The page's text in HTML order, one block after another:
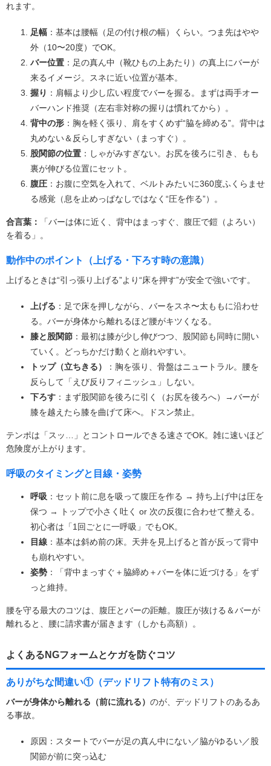
れます。
足幅 ：基本は腰幅（足の付け根の幅）くらい。つま先はやや
外（10〜20度）でOK。
バー位置 ：足の真ん中（靴ひもの上あたり）の真上にバーが
来るイメージ。スネに近い位置が基本。
握り ：肩幅より少し広い程度でバーを握る。まずは両手オー
バーハンド推奨（左右非対称の握りは慣れてから）。
背中の形 ：胸を軽く張り、肩をすくめず“脇を締める”。背中は
丸めない＆反らしすぎない（まっすぐ）。
股関節の位置 ：しゃがみすぎない。お尻を後ろに引き、もも
裏が伸びる位置にセット。
腹圧 ：お腹に空気を入れて、ベルトみたいに360度ふくらませ
る感覚（息を止めっぱなしではなく“圧を作る”）。
合言葉：
「バーは体に近く、背中はまっすぐ、腹圧で鎧（よろい）
を着る」。
動作中のポイント（上げる・下ろす時の意識）
上げるときは“引っ張り上げる”より“床を押す”が安全で強いです。
上げる ：足で床を押しながら、バーをスネ〜太ももに沿わせ
る。バーが身体から離れるほど腰がキツくなる。
膝と股関節 ：最初は膝が少し伸びつつ、股関節も同時に開い
ていく。どっちかだけ動くと崩れやすい。
トップ（立ちきる）
：胸を張り、骨盤はニュートラル。腰を
反らして「えび反りフィニッシュ」しない。
下ろす ：まず股関節を後ろに引く（お尻を後ろへ）→バーが
膝を越えたら膝を曲げて床へ。ドスン禁止。
テンポは「スッ…」とコントロールできる速さでOK。雑に速いほど
危険度が上がります。
呼吸のタイミングと目線・姿勢
呼吸 ：セット前に息を吸って腹圧を作る → 持ち上げ中は圧を
保つ → トップで小さく吐く or 次の反復に合わせて整える。
初心者は「1回ごとに一呼吸」でもOK。
目線 ：基本は斜め前の床。天井を見上げると首が反って背中
も崩れやすい。
姿勢 ：「背中まっすぐ＋脇締め＋バーを体に近づける」をず
っと維持。
腰を守る最大のコツは、腹圧とバーの距離。腹圧が抜ける＆バーが
離れると、腰に請求書が届きます（しかも高額）。
よくあるNGフォームとケガを防ぐコツ
ありがちな間違い①（デッドリフト特有のミス）
バーが身体から離れる（前に流れる） のが、デッドリフトのあるあ
る事故。
原因：スタートでバーが足の真ん中にない／脇がゆるい／股
関節が前に突っ込む